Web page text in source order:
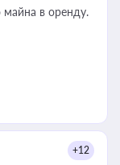
майна в оренду.
+12